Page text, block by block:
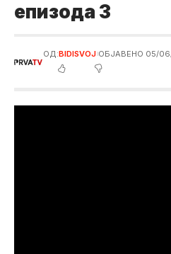
епизода 3
ОД:BIDISVOJ ОБЈАВЕНО 05/